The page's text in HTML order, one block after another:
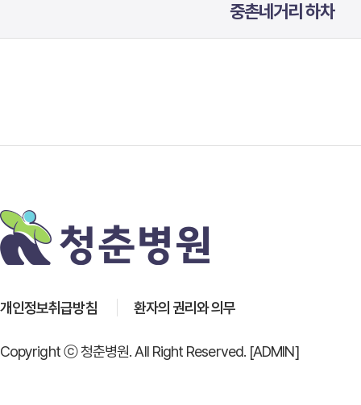
중촌네거리 하차
개인정보취급방침 환자의 권리와 의무
Copyright ⓒ 청춘병원. All Right Reserved. [ADMIN]